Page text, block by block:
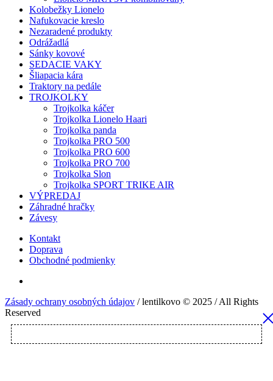
Kolobežky Lionelo
Nafukovacie kreslo
Nezaradené produkty
Odrážadlá
Sánky kovové
SEDACIE VAKY
Šliapacia kára
Traktory na pedále
TROJKOLKY
Trojkolka káčer
Trojkolka Lionelo Haari
Trojkolka panda
Trojkolka PRO 500
Trojkolka PRO 600
Trojkolka PRO 700
Trojkolka Slon
Trojkolka SPORT TRIKE AIR
VÝPREDAJ
Záhradné hračky
Závesy
Kontakt
Doprava
Obchodné podmienky
Zásady ochrany osobných údajov / lentilkovo © 2025 / All Rights
Reserved